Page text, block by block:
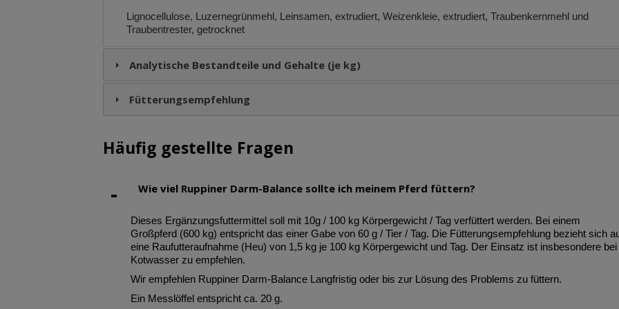
Lignocellulose, Luzernegrünmehl, Leinsamen, extrudiert, Weizenkleie, extrudiert, Traubenkernmehl und
Traubentrester, getrocknet
Analytische Bestandteile und Gehalte (je kg)
Fütterungsempfehlung
Häufig gestellte Fragen
Wie viel Ruppiner Darm-Balance sollte ich meinem Pferd füttern?
Dieses Ergänzungsfuttermittel soll mit 10g / 100 kg Körpergewicht / Tag verfüttert werden. Bei einem
Großpferd (600 kg) entspricht das einer Gabe von 60 g / Tier / Tag. Die Fütterungsempfehlung bezieht sich
eine Raufutteraufnahme (Heu) von 1,5 kg je 100 kg Körpergewicht und Tag. Der Einsatz ist insbesondere bei
Kotwasser zu empfehlen.
Wir empfehlen Ruppiner Darm-Balance Langfristig oder bis zur Lösung des Problems zu füttern.
Ein Messlöffel entspricht ca. 20 g.